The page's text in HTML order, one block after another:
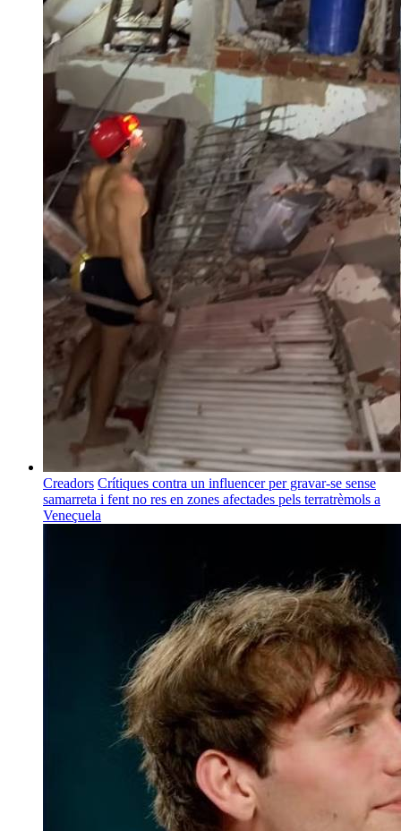
Creadors Crítiques contra un influencer per gravar-se sense
samarreta i fent no res en zones afectades pels terratrèmols a
Veneçuela